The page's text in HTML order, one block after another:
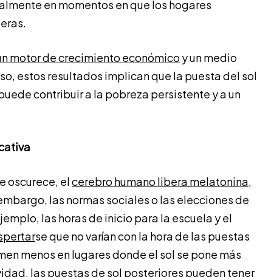
en momentos en que los hogares
motor de crecimiento económico y un medio
estos resultados implican que la puesta del sol
contribuir a la pobreza persistente y a un
oscurece, elcerebro humano libera melatonina,
las normas sociales o las elecciones de
las horas de inicio para la escuela y el
se que no varían con la hora de las puestas
menos en lugares donde el sol se pone más
, las puestas de sol posteriores pueden tener